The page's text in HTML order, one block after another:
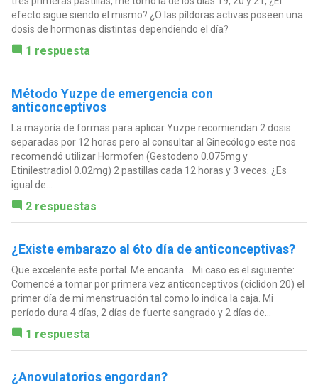
efecto sigue siendo el mismo? ¿O las píldoras activas poseen una
dosis de hormonas distintas dependiendo el día?
1 respuesta
Método Yuzpe de emergencia con
anticonceptivos
La mayoría de formas para aplicar Yuzpe recomiendan 2 dosis
separadas por 12 horas pero al consultar al Ginecólogo este nos
recomendó utilizar Hormofen (Gestodeno 0.075mg y
Etinilestradiol 0.02mg) 2 pastillas cada 12 horas y 3 veces. ¿Es
igual de...
2 respuestas
¿Existe embarazo al 6to día de anticonceptivas?
Que excelente este portal. Me encanta... Mi caso es el siguiente:
Comencé a tomar por primera vez anticonceptivos (ciclidon 20) el
primer día de mi menstruación tal como lo indica la caja. Mi
período dura 4 días, 2 días de fuerte sangrado y 2 días de...
1 respuesta
¿Anovulatorios engordan?